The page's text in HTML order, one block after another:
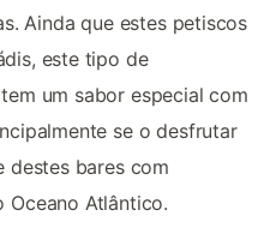
Ainda que estes petiscos
este tipo de
um sabor especial com
se o desfrutar
destes bares com
Oceano Atlântico.